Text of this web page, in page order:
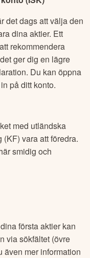
det dags att välja den
dina aktier. Ett
rekommendera
ger dig en lägre
Du kan öppna
på ditt konto.
med utländska
vara att föredra.
smidig och
första aktier kan
via sökfältet (övre
även mer information